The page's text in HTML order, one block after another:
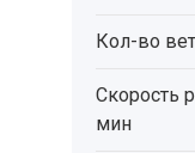
Кол-во
Скорость
мин